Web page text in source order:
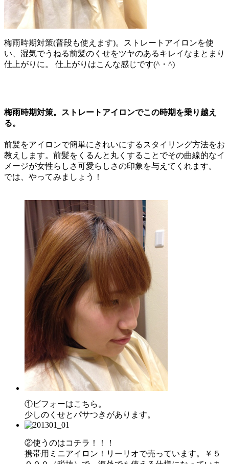
梅雨時期対策(普段も使えます)。ストレートアイロンを使
い、湿気でうねる前髪のくせをツヤのあるキレイなまとまり
仕上がりに。 仕上がりはこんな感じです(^・^)
梅雨時期対策。ストレートアイロンでこの時期を乗り越え
る。
前髪をアイロンで簡単にきれいにするスタイリング方法をお
教えします。前髪をくるんと丸くすることでその曲線的なイ
メージが女性らしさ可愛らしさの印象を与えてくれます。
では、やってみましょう！
①ビフォーはこちら。
少しのくせとパサつきがあります。
②使うのはコチラ！！！
携帯用ミニアイロン！リーリオで売っています。￥５